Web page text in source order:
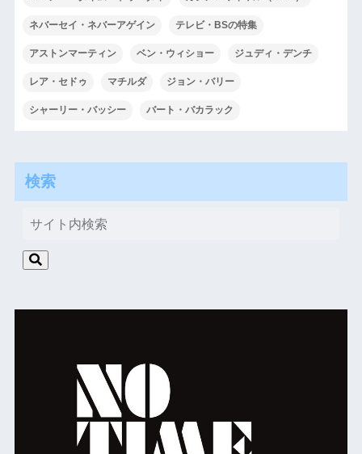
ネバーセイ・ネバーアゲイン テレビ・BSの特集
アストンマーティン ベン・ウィショー ジュディ・デンチ
レア・セドゥ マチルダ ジョン・バリー
シャーリー・バッシー バート・バカラック
検索